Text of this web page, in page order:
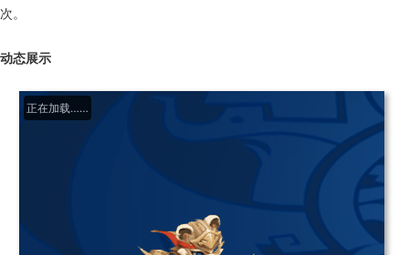
次。
动态展示
正在加载……